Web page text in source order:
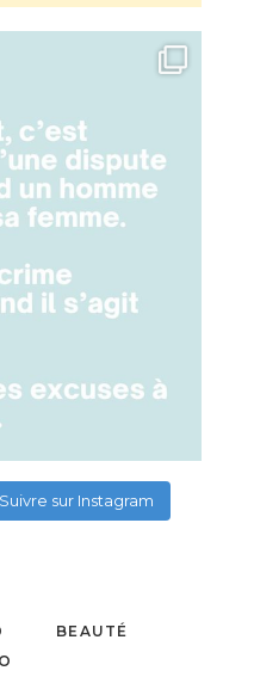
Suivre sur Instagram
BEAUTÉ